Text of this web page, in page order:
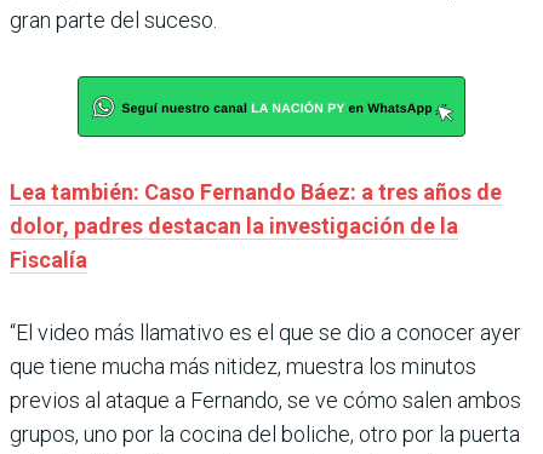
gran parte del suceso.
Lea también: Caso Fernando Báez: a tres años de
dolor, padres destacan la investigación de la
Fiscalía
“El video más llamativo es el que se dio a conocer ayer
que tiene mucha más nitidez, muestra los minutos
previos al ataque a Fernando, se ve cómo salen ambos
grupos, uno por la cocina del boliche, otro por la puerta